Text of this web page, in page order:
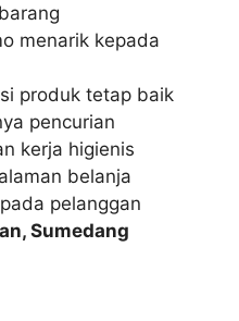
menarik kepada
produk tetap baik
pencurian
kerja higienis
belanja
pelanggan
Sumedang